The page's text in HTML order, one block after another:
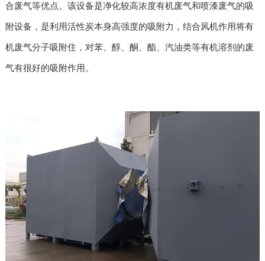
合废气等优点。该设备是净化较高浓度有机废气和喷漆废气的吸
附设备，是利用活性炭本身高强度的吸附力，结合风机作用将有
机废气分子吸附住，对苯、醇、酮、酯、汽油类等有机溶剂的废
气有很好的吸附作用。